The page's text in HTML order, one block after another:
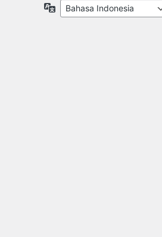
Bahasa